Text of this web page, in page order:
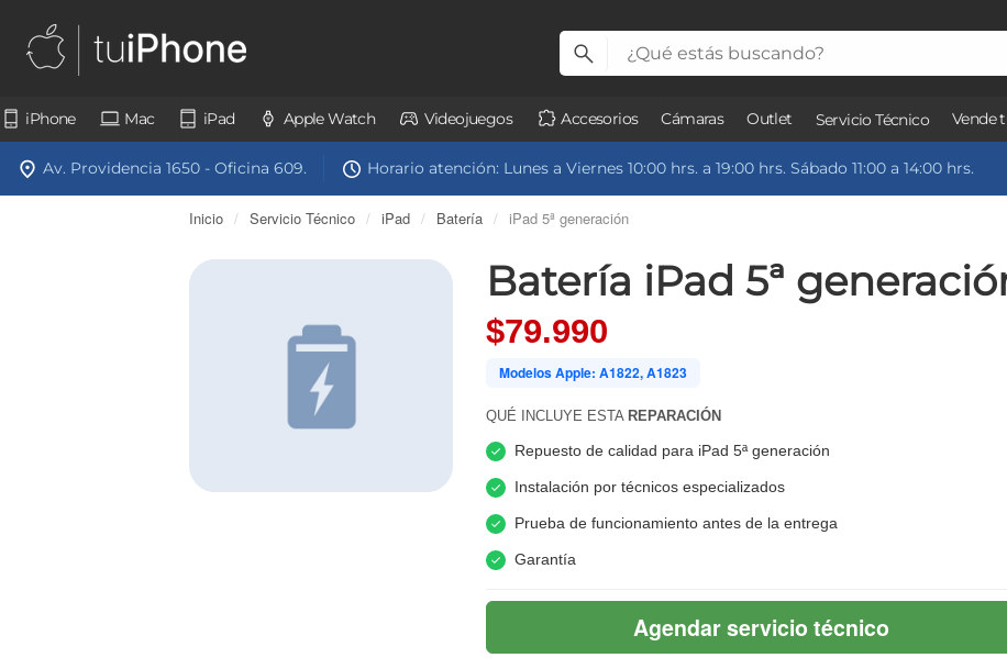
iPhone Mac iPad Apple Watch Videojuegos Accesorios Cámaras Outlet Servicio Técnico Vende
Av. Providencia 1650 - Oficina 609. Horario atención: Lunes a Viernes 10:00 hrs. a 19:00 hrs. Sábado 11:00 a 14:00 hrs.
Inicio / Servicio Técnico / iPad / Batería / iPad 5ª generación
Batería iPad 5ª
$79.990
Modelos Apple: A1822, A1823
QUÉ INCLUYE ESTA REPARACIÓN
Repuesto de calidad para iPad 5ª generación
Instalación por técnicos especializados
Prueba de funcionamiento antes de la entrega
Garantía
Agendar servicio técnico